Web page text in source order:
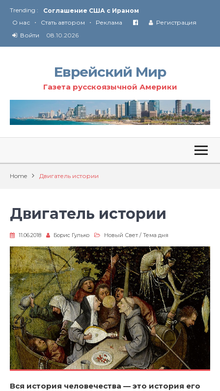
Trending :
Соглашение США с Ираном
Технология Революции в Иране
О нас • Стать автором • Реклама
Регистрация
Войти
08.10.2026
Еврейский Мир
Газета русскоязычной Америки
Home Двигатель истории
Двигатель истории
11.06.2018 Борис Гулько Новый Свет / Тема дня
Вся история человечества — это история его